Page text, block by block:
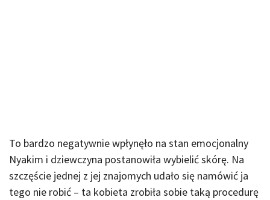
To bardzo negatywnie wpłynęło na stan emocjonalny
Nyakim i dziewczyna postanowiła wybielić skórę. Na
szczęście jednej z jej znajomych udało się namówić ja
tego nie robić – ta kobieta zrobiła sobie taką procedurę